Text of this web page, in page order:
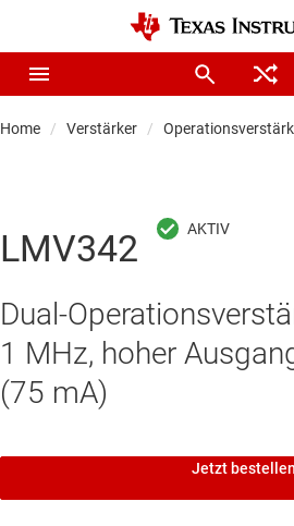
Home Verstärker
LMV342
Dual-
1 MHz, hoher
(75 mA)
Jetzt bestellen